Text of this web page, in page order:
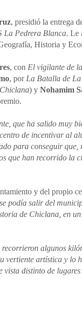
, presidió la entrega
La Pedrera Blanca. Le
Historia y
, con El vigilante de
, por La Batalla de
) y Nohamim
que ha salido muy
de incentivar al
para conseguir
que han recorrido la
y del propio
podía salir del
de Chiclana, en
algunos
vertiente artística y lo
distinto de lugares